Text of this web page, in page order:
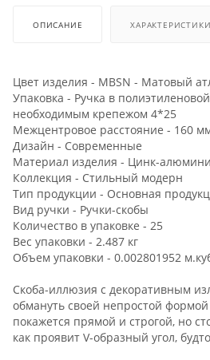
ОПИСАНИЕ ХАРАКТЕРИСТИКИ
Цвет изделия - MBSN - Матовый
Упаковка - Ручка в
необходимым крепежом 4*25
Межцентровое расстояние - 160
Дизайн - Современные
Материал изделия - Цинк-
Коллекция - Стильный модерн
Тип продукции - Основная
Вид ручки - Ручки-скобы
Количество в упаковке - 25
Вес упаковки - 2.487 кг
Объем упаковки - 0.002801952
Скоба-иллюзия с декоративным
обмануть своей непростой формой
покажется прямой и строгой, но
как проявит V-образный угол,